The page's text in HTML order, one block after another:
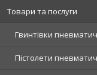
Товари та послуги
Гвинтівки
Пістолети